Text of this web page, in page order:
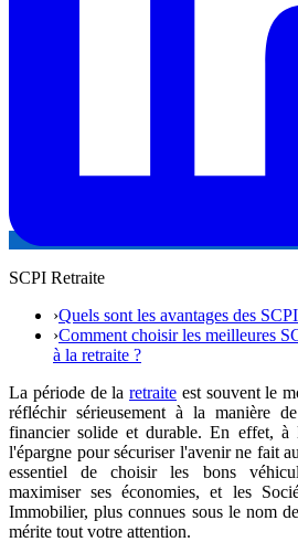
SCPI Retraite
›Quels sont les avantages des
›Comment choisir les meilleures
à la retraite ?
La période de la retraite est souvent le
réfléchir sérieusement à la manière
financier solide et durable. En effet, à
l'épargne pour sécuriser l'avenir ne fait
essentiel de choisir les bons
maximiser ses économies, et les
Immobilier, plus connues sous le nom
mérite tout votre attention.